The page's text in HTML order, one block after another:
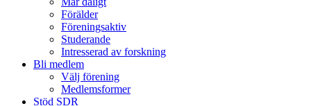
Förälder
Föreningsaktiv
Studerande
Intresserad av forskning
Bli medlem
Välj förening
Medlemsformer
Stöd SDR